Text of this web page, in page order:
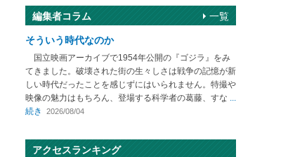
編集者コラム
そういう時代なのか
国立映画アーカイブで1954年公開の『ゴジラ』をみ
てきました。破壊された街の生々しさは戦争の記憶が新
しい時代だったことを感じずにはいられません。特撮や
映像の魅力はもちろん、登場する科学者の葛藤、すな ...
続き
2026/08/04
一覧
アクセスランキング